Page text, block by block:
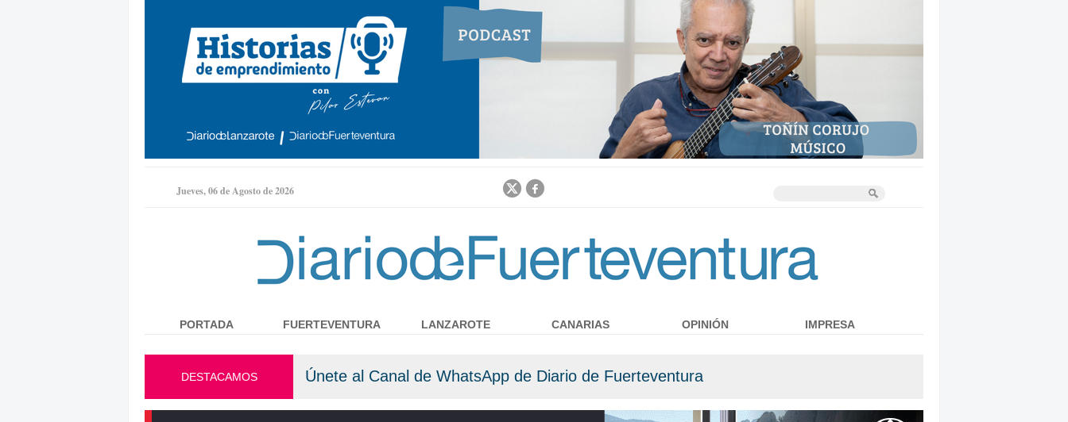
Jump to navigation
Jueves, 06 de Agosto de 2026
DESTACAMOS Únete al Canal de WhatsApp de Diario de Fuerteventura
PORTADA FUERTEVENTURA LANZAROTE CANARIAS OPINIÓN IMPRESA